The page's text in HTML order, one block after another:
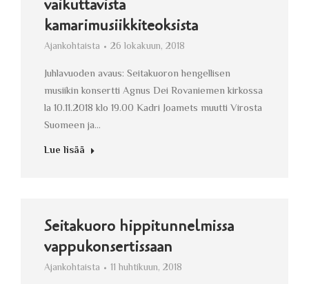
vaikuttavista
kamarimusiikkiteoksista
Ajankohtaista 26 lokakuun, 2018
Juhlavuoden avaus: Seitakuoron hengellisen
musiikin konsertti Agnus Dei Rovaniemen kirkossa
la 10.11.2018 klo 19.00 Kadri Joamets muutti Virosta
Suomeen ja…
Lue lisää
Seitakuoro hippitunnelmissa
vappukonsertissaan
Ajankohtaista 11 huhtikuun, 2018